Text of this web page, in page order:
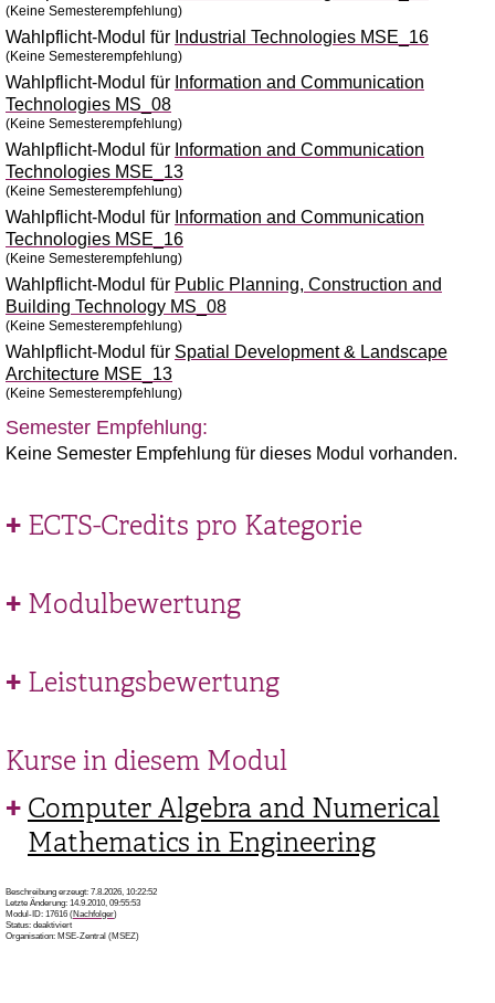
(Keine Semesterempfehlung)
Wahlpflicht-Modul für Industrial Technologies MSE_16
(Keine Semesterempfehlung)
Wahlpflicht-Modul für Information and Communication
Technologies MS_08
(Keine Semesterempfehlung)
Wahlpflicht-Modul für Information and Communication
Technologies MSE_13
(Keine Semesterempfehlung)
Wahlpflicht-Modul für Information and Communication
Technologies MSE_16
(Keine Semesterempfehlung)
Wahlpflicht-Modul für Public Planning, Construction and
Building Technology MS_08
(Keine Semesterempfehlung)
Wahlpflicht-Modul für Spatial Development & Landscape
Architecture MSE_13
(Keine Semesterempfehlung)
Semester Empfehlung:
Keine Semester Empfehlung für dieses Modul vorhanden.
ECTS-Credits pro Kategorie
Modulbewertung
Leistungsbewertung
Kurse in diesem Modul
Computer Algebra and Numerical
Mathematics in Engineering
Beschreibung erzeugt: 7.8.2026, 10:22:52
Letzte Änderung: 14.9.2010, 09:55:53
Modul-ID: 17616 (Nachfolger)
Status: deaktiviert
Organisation: MSE-Zentral (MSEZ)